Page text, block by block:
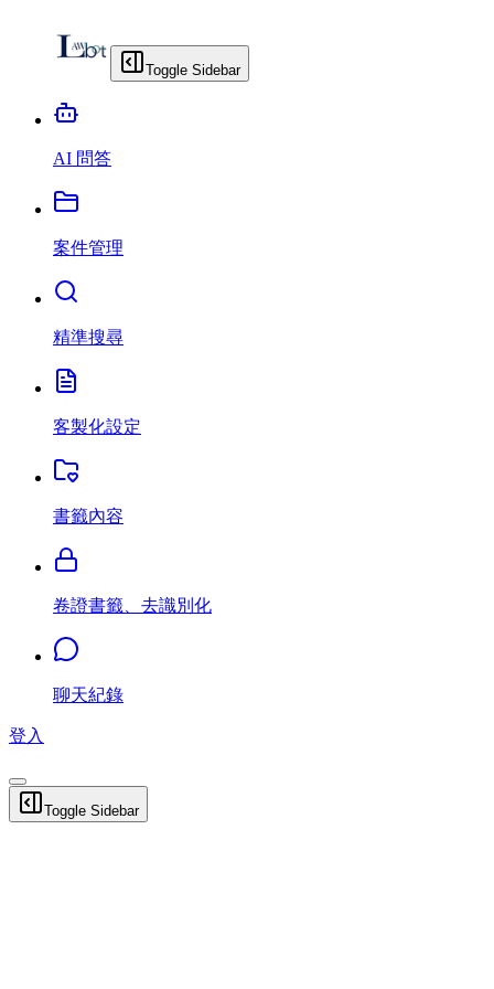
Toggle Sidebar
AI 問答
案件管理
精準搜尋
客製化設定
書籤內容
卷證書籤、去識別化
聊天紀錄
登入
Toggle Sidebar